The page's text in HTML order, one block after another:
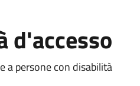
d'accesso
a persone con disabilità